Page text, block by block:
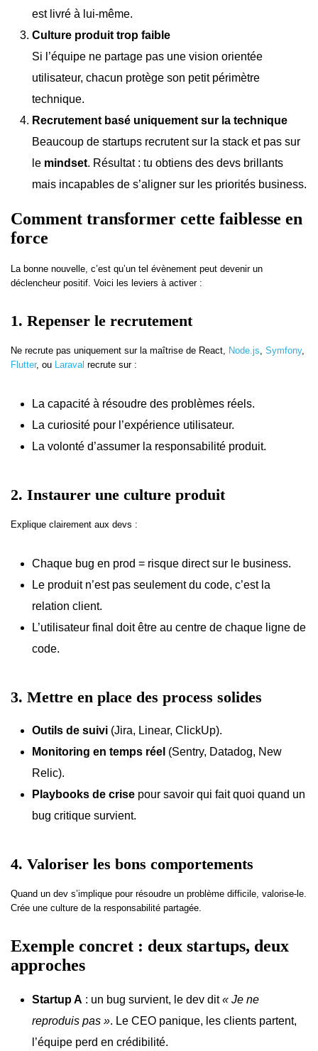
est livré à lui-même.
Culture produit trop faible
Si l’équipe ne partage pas une vision orientée
utilisateur, chacun protège son petit périmètre
technique.
Recrutement basé uniquement sur la technique
Beaucoup de startups recrutent sur la stack et pas sur
le mindset. Résultat : tu obtiens des devs brillants
mais incapables de s’aligner sur les priorités business.
Comment transformer cette faiblesse en
force
La bonne nouvelle, c’est qu’un tel évènement peut devenir un
déclencheur positif. Voici les leviers à activer :
1. Repenser le recrutement
Ne recrute pas uniquement sur la maîtrise de React, Node.js, Symfony,
Flutter, ou Laraval recrute sur :
La capacité à résoudre des problèmes réels.
La curiosité pour l’expérience utilisateur.
La volonté d’assumer la responsabilité produit.
2. Instaurer une culture produit
Explique clairement aux devs :
Chaque bug en prod = risque direct sur le business.
Le produit n’est pas seulement du code, c’est la
relation client.
L’utilisateur final doit être au centre de chaque ligne de
code.
3. Mettre en place des process solides
Outils de suivi (Jira, Linear, ClickUp).
Monitoring en temps réel (Sentry, Datadog, New
Relic).
Playbooks de crise pour savoir qui fait quoi quand un
bug critique survient.
4. Valoriser les bons comportements
Quand un dev s’implique pour résoudre un problème difficile, valorise-le.
Crée une culture de la responsabilité partagée.
Exemple concret : deux startups, deux
approches
Startup A : un bug survient, le dev dit« Je ne
reproduis pas ». Le CEO panique, les clients partent,
l’équipe perd en crédibilité.